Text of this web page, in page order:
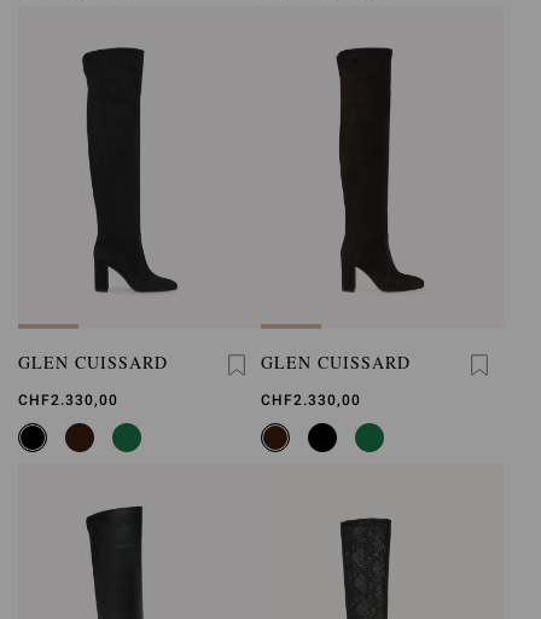
GLEN CUISSARD
CHF2.330,00
GLEN CUISSARD
CHF2.330,00